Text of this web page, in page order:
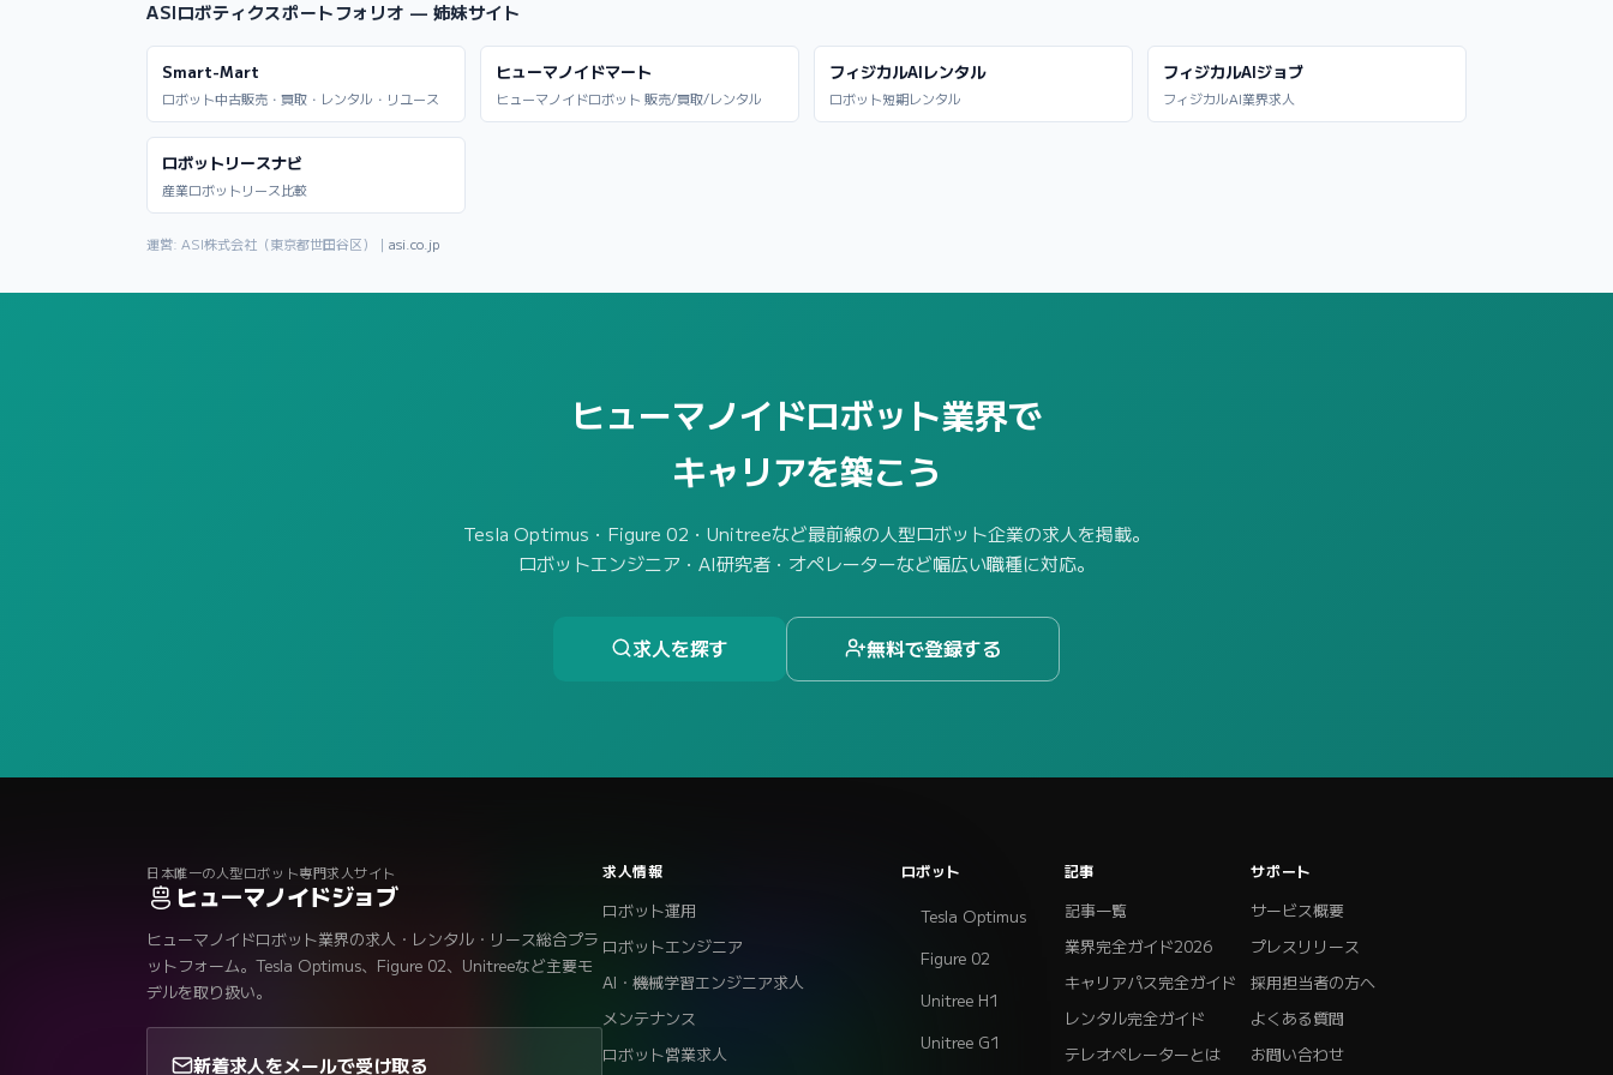
ASIロボティクスポートフォリオ — 姉妹サイト
Smart-Mart
ロボット中古販売・買取・レンタル・リユース
ヒューマノイドマート
ヒューマノイドロボット 販売/買取/レンタル
フィジカルAIレンタル
ロボット短期レンタル
フィジカルAIジョブ
フィジカルAI業界求人
ロボットリースナビ
産業ロボットリース比較
運営: ASI株式会社（東京都世田谷区）｜ asi.co.jp
ヒューマノイドロボット業界で
キャリアを築こう
Tesla Optimus・Figure 02・Unitreeなど最前線の人型ロボット企業の求人を掲載。
ロボットエンジニア・AI研究者・オペレーターなど幅広い職種に対応。
求人を探す 無料で登録する
日本唯一の人型ロボット専門求人サイト
ヒューマノイドジョブ
ヒューマノイドロボット業界の求人・レンタル・リース総合プラ
ットフォーム。Tesla Optimus、Figure 02、Unitreeなど主要モ
デルを取り扱い。
新着求人をメールで受け取る
求人情報
ロボット運用
ロボットエンジニア
AI・機械学習エンジニア求人
メンテナンス
ロボット営業求人
ロボット
Tesla Optimus
Figure 02
Unitree H1
Unitree G1
記事
記事一覧
業界完全ガイド2026
キャリアパス完全ガイド
レンタル完全ガイド
テレオペレーターとは
サポート
サービス概要
プレスリリース
採用担当者の方へ
よくある質問
お問い合わせ